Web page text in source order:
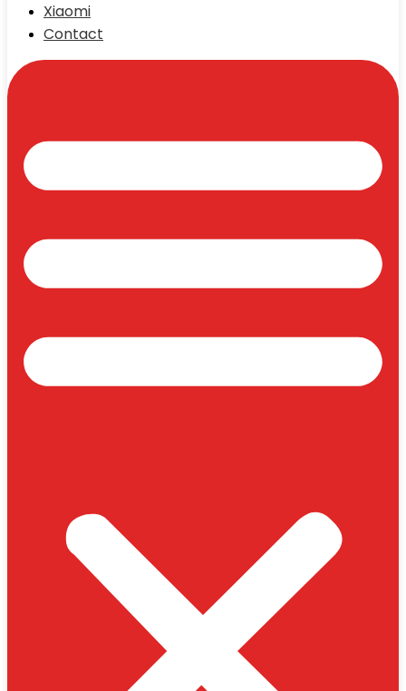
Xiaomi
Contact